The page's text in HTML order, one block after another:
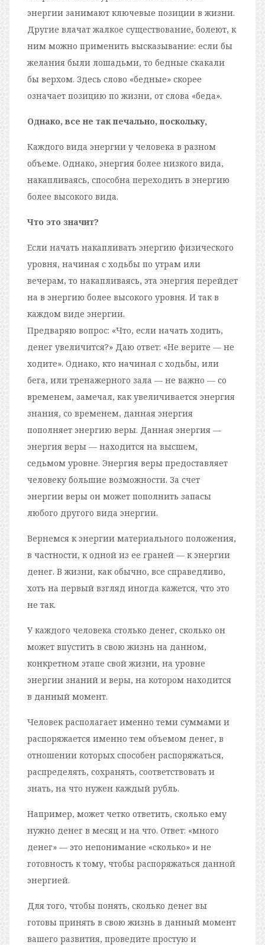
энергии занимают ключевые позиции в жизни.
Другие влачат жалкое существование, болеют, к
ним можно применить высказывание: если бы
желания были лошадьми, то бедные скакали
бы верхом. Здесь слово «бедные» скорее
означает позицию по жизни, от слова «беда».
Однако, все не так печально, поскольку,
Каждого вида энергии у человека в разном
объеме. Однако, энергия более низкого вида,
накапливаясь, способна переходить в энергию
более высокого вида.
Что это значит?
Если начать накапливать энергию физического
уровня, начиная с ходьбы по утрам или
вечерам, то накапливаясь, эта энергия перейдет
на в энергию более высокого уровня. И так в
каждом виде энергии.
Предваряю вопрос: «Что, если начать ходить,
денег увеличится?» Даю ответ: «Не верите — не
ходите». Однако, кто начинал с ходьбы, или
бега, или тренажерного зала — не важно — со
временем, замечал, как увеличивается энергия
знания, со временем, данная энергия
пополняет энергию веры. Данная энергия —
энергия веры — находится на высшем,
седьмом уровне. Энергия веры предоставляет
человеку большие возможности. За счет
энергии веры он может пополнить запасы
любого другого вида энергии.
Вернемся к энергии материального положения,
в частности, к одной из ее граней — к энергии
денег. В жизни, как обычно, все справедливо,
хоть на первый взгляд иногда кажется, что это
не так.
У каждого человека столько денег, сколько он
может впустить в свою жизнь на данном,
конкретном этапе свой жизни, на уровне
энергии знаний и веры, на котором находится
в данный момент.
Человек располагает именно теми суммами и
распоряжается именно тем объемом денег, в
отношении которых способен распоряжаться,
распределять, сохранять, соответствовать и
знать, на что нужен каждый рубль.
Например, может четко ответить, сколько ему
нужно денег в месяц и на что. Ответ: «много
денег» — это непонимание «сколько» и не
готовность к тому, чтобы распоряжаться данной
энергией.
Для того, чтобы понять, сколько денег вы
готовы принять в свою жизнь в данный момент
вашего развития, проведите простую и